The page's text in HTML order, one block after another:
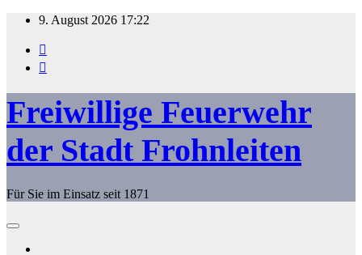
Zum
springen
9. August 2026 17:22
Freiwillige Feuerwehr
der Stadt Frohnleiten
Für Sie im Einsatz seit 1871